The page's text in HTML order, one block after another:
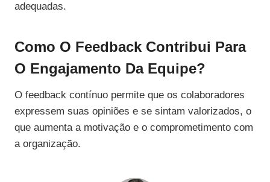
adequadas.
Como O Feedback Contribui Para
O Engajamento Da Equipe?
O feedback contínuo permite que os colaboradores
expressem suas opiniões e se sintam valorizados, o
que aumenta a motivação e o comprometimento com
a organização.